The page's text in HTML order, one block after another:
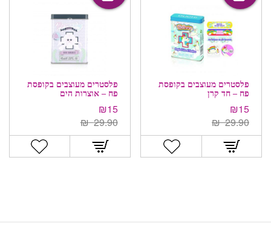
פלסטרים מעוצבים בקופסת
פח – אוצרות הים
15
₪
29.90
₪
פלסטרים מעוצבים בקופסת
פח – חד קרן
15
₪
29.90
₪